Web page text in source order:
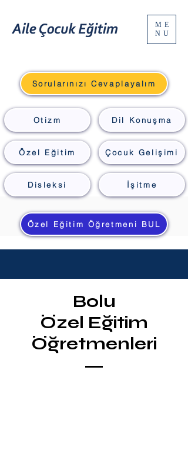
ME
NU
Özel Eğitim Öğretmeni BUL
Sorularınızı Cevaplayalım
Dil Konuşma
Özel Eğitim
Disleksi İşitme
Çocuk Gelişimi
Otizm
Bolu
Özel Eğitim
Öğretmenleri